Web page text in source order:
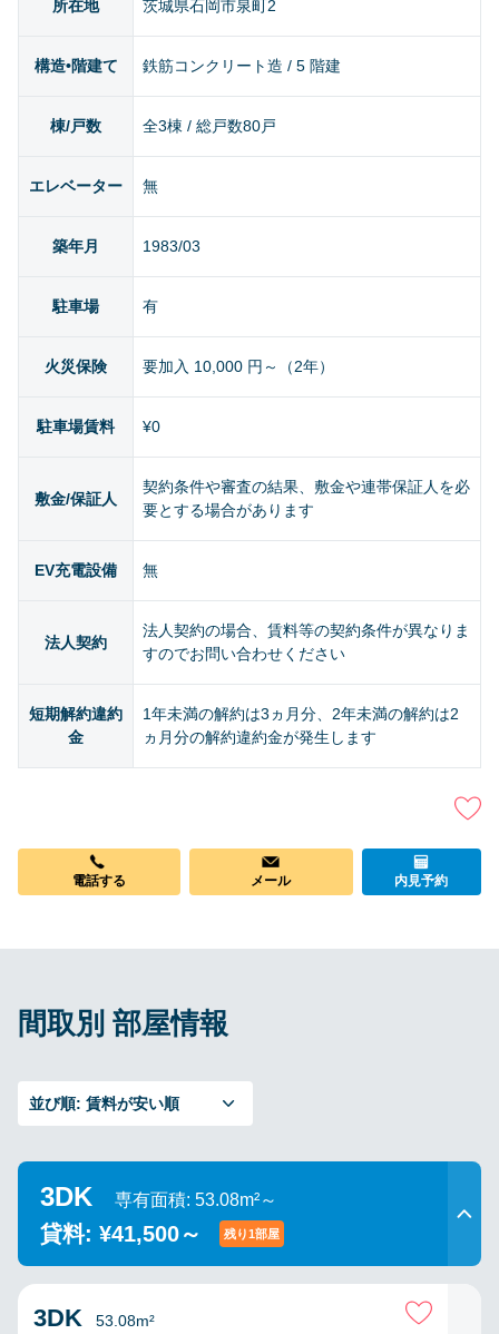
所在地 茨城県石岡市泉町2
構造•階建て 鉄筋コンクリート造 / 5 階建
棟/戸数 全3棟 / 総戸数80戸
エレベーター 無
築年月 1983/03
駐車場 有
火災保険 要加入 10,000 円～（2年）
駐車場賃料 ¥0
敷金/保証人
契約条件や審査の結果、敷金や連帯保証人を必
要とする場合があります
EV充電設備 無
法人契約
法人契約の場合、賃料等の契約条件が異なりま
すのでお問い合わせください
短期解約違約
金
1年未満の解約は3ヵ月分、2年未満の解約は2
ヵ月分の解約違約金が発生します
電話する メール 内見予約
間取別 部屋情報
並び順: 賃料が安い順
3DK 専有面積: 53.08m²～
貸料: ¥41,500～ 残り1部屋
3DK
53.08m²